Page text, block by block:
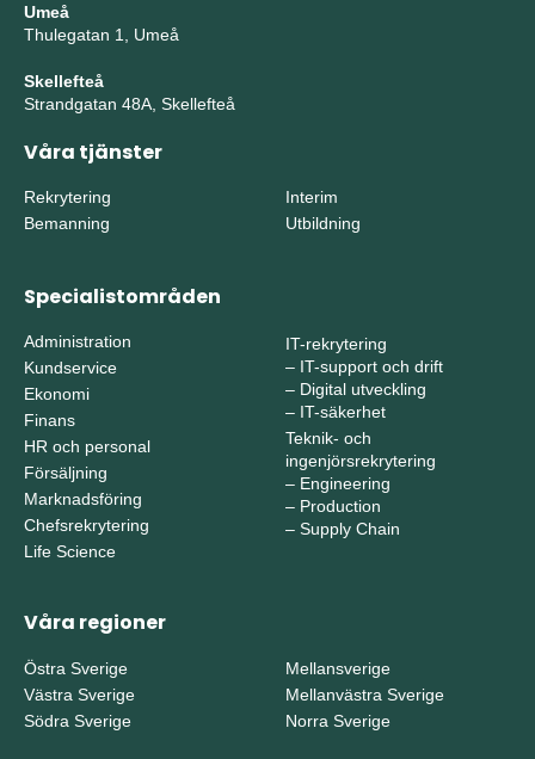
Umeå
Thulegatan 1, Umeå
Skellefteå
Strandgatan 48A, Skellefteå
Våra tjänster
Rekrytering
Bemanning
Interim
Utbildning
Specialistområden
Administration
Kundservice
Ekonomi
Finans
HR och personal
Försäljning
Marknadsföring
Chefsrekrytering
Life Science
IT-rekrytering
– IT-support och drift
– Digital utveckling
– IT-säkerhet
Teknik- och
ingenjörsrekrytering
– Engineering
– Production
– Supply Chain
Våra regioner
Östra Sverige
Västra Sverige
Södra Sverige
Mellansverige
Mellanvästra Sverige
Norra Sverige